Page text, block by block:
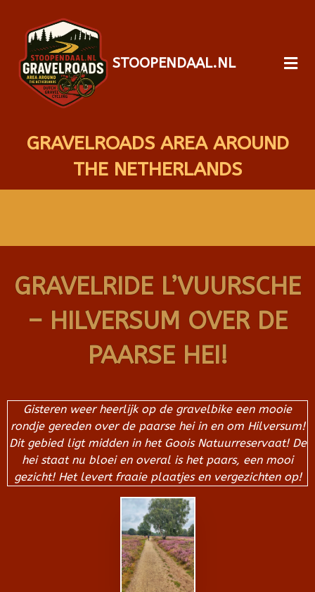
STOOPENDAAL.NL
GRAVELROADS AREA AROUND
THE NETHERLANDS
GRAVELRIDE L’VUURSCHE
– HILVERSUM OVER DE
PAARSE HEI!
Gisteren weer heerlijk op de gravelbike een mooie
rondje gereden over de paarse hei in en om Hilversum!
Dit gebied ligt midden in het Goois Natuurreservaat! De
hei staat nu bloei en overal is het paars, een mooi
gezicht! Het levert fraaie plaatjes en vergezichten op!